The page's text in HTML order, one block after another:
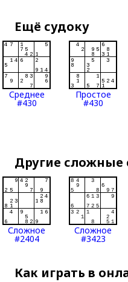
Ещё судоку
Среднее
#430
Простое
#430
Другие сложные
Сложное
#2404
Сложное
#3423
Как играть в